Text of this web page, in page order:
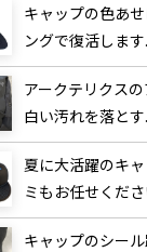
キャップの色あ
ングで復活します
アークテリクス
白い汚れを落とす
夏に大活躍のキ
ミもお任せくださ
キャップのシー